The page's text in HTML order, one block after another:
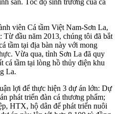
viên Cá tầm Việt Nam-Sơn La,
Từ đầu năm 2013, chúng tôi đã bắt
tầm tại địa bàn này với mong
Vừa qua, tỉnh Sơn La đã quy
cá tầm tại lòng hồ thủy điện khu
La.
lợi để thực hiện 3 dự án lớn: Dự
phát triển đàn cá thương phẩm;
HTX, hộ dân để phát triển nuôi